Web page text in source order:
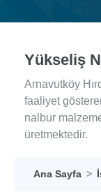
Yükseliş
Arnavutköy
faaliyet
nalbur
üretmektedir.
Ana Sayfa